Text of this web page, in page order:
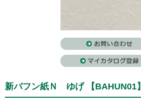
新バフン紙Ｎ ゆげ 【BAHUN01】